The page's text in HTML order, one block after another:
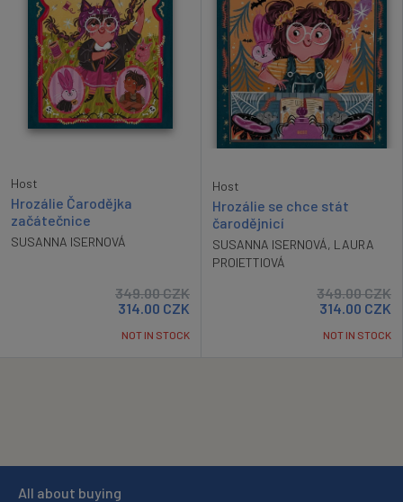
Host
Hrozálie Čarodějka
začátečnice
SUSANNA ISERNOVÁ
349.00CZK
314.00 CZK
NOT IN STOCK
Host
Hrozálie se chce stát
čarodějnicí
SUSANNA ISERNOVÁ, LAURA
PROIETTIOVÁ
349.00CZK
314.00 CZK
NOT IN STOCK
All about buying